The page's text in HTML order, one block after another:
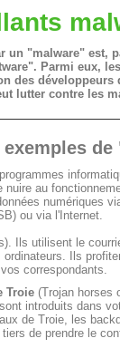
un "malware" est,
Parmi eux,
des développeurs
lutter contre les
exemples
nuire au
numériques
ou via l'Internet.
Ils utilisent le
ordinateurs. Ils
correspondants.
Troie (Trojan horses
introduits dans
de Troie, les
de prendre le